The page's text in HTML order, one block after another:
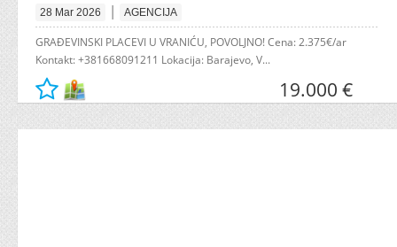
28 Mar 2026 | AGENCIJA
GRAÐEVINSKI PLACEVI U VRANIĆU, POVOLJNO! Cena: 2.375€/ar
Kontakt: +381668091211 Lokacija: Barajevo, V...
19.000 €